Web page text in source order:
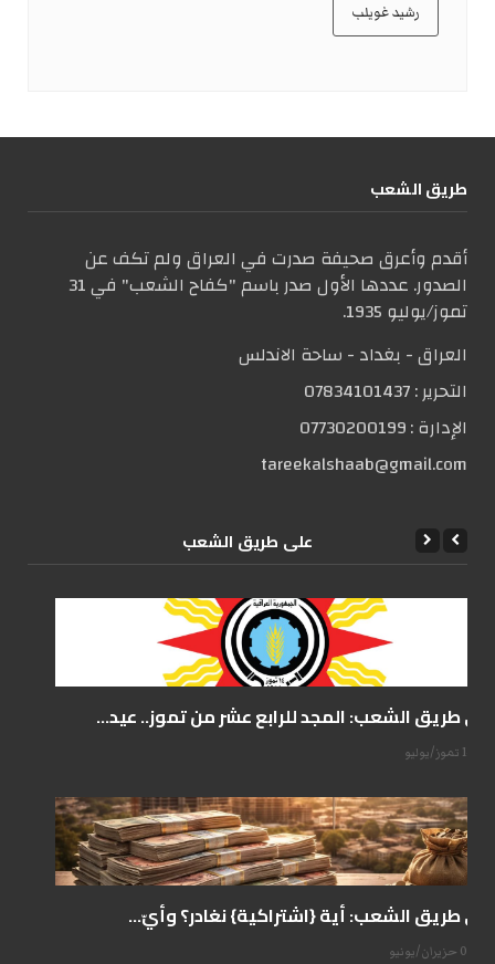
رشيد غويلب
طریق الشعب
أقدم وأعرق صحيفة صدرت في العراق ولم تكف عن
الصدور. عددها الأول صدر باسم "كفاح الشعب" في 31
تموز/يوليو 1935.
العراق - بغداد - ساحة الاندلس
التحریر :07834101437
الإدارة :07730200199
tareekalshaab@gmail.com
علی طریق الشعب
على طريق الشعب: المجد للرابع عشر من تموز.. عيد...
14 تموز/يوليو
على طريق الشعب: أية {اشتراكية} نغادر؟ وأيّ...
07 حزيران/يونيو